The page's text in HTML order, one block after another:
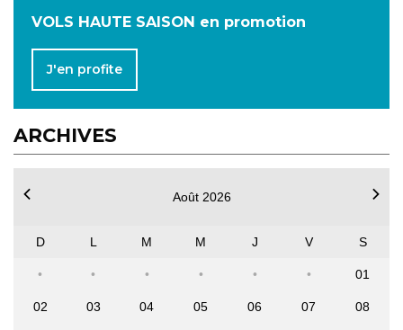
VOLS HAUTE SAISON en promotion
J'en profite
ARCHIVES
Août 2026
D L M M J V S
01
02 03 04 05 06 07 08